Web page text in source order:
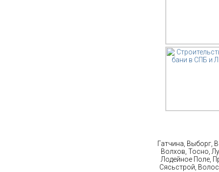
Гатчина, Выборг,
Волхов, Тосно,
Лодейное Поле,
Сясьстрой,